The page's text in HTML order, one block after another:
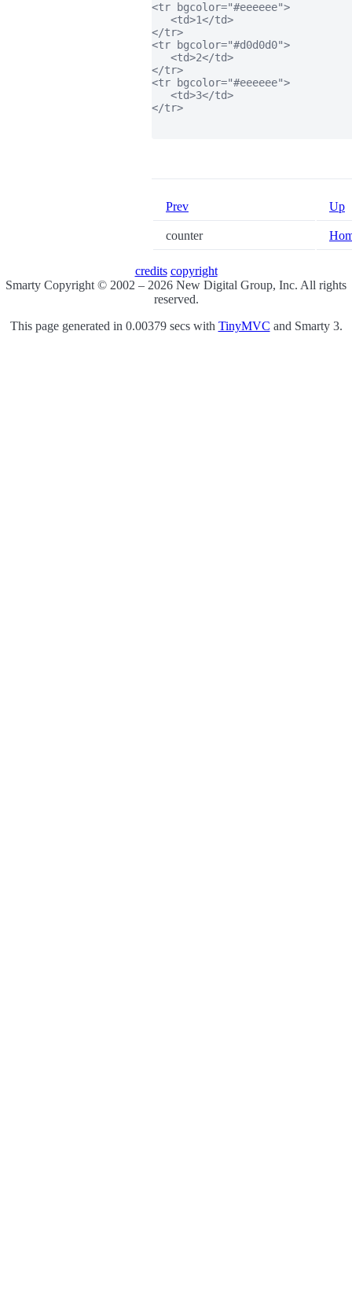
<tr bgcolor="#eeeeee">
   <td>1</td>
</tr>
<tr bgcolor="#d0d0d0">
   <td>2</td>
</tr>
<tr bgcolor="#eeeeee">
   <td>3</td>
</tr>
Prev Up
counter
credits copyright
Smarty Copyright © 2002 – 2026 New Digital Group, Inc. All rights
reserved.
This page generated in 0.00379 secs with TinyMVC and Smarty 3.